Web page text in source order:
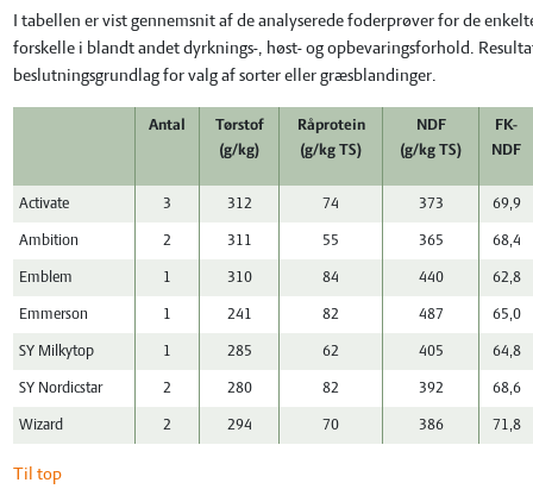
I tabellen er vist gennemsnit af de analyserede foderprøver for de
forskelle i blandt andet dyrknings-, høst- og opbevaringsforhold.
beslutningsgrundlag for valg af sorter eller græsblandinger.
Antal
Tørstof
(g/kg)
Råprotein
(g/kg TS)
NDF
(g/kg TS)
FK-
NDF
Activate 3 312 74 373 69,9
Ambition 2 311 55 365 68,4
Emblem 1 310 84 440 62,8
Emmerson 1 241 82 487 65,0
SY Milkytop 1 285 62 405 64,8
SY Nordicstar 2 280 82 392 68,6
Wizard 2 294 70 386 71,8
Til top